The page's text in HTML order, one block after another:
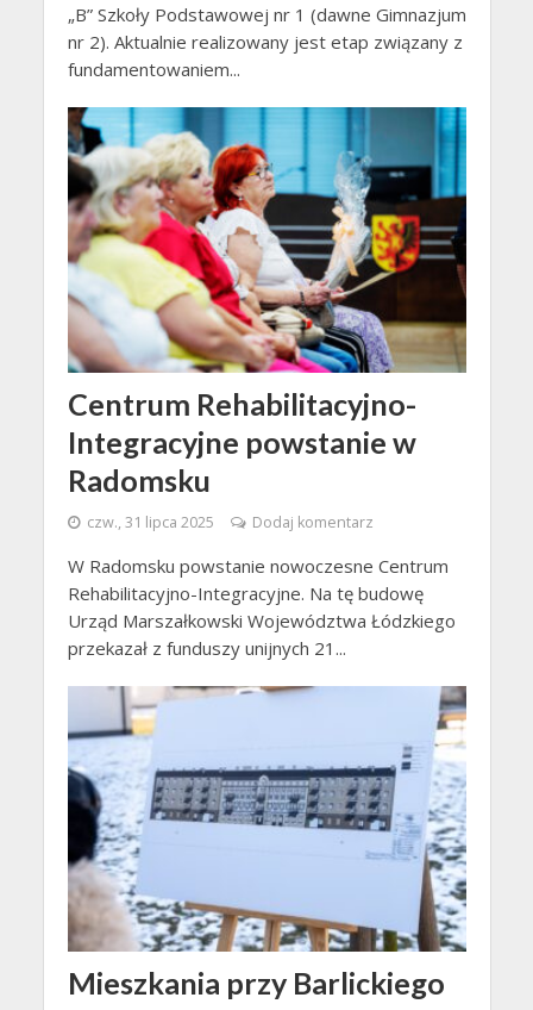
„B” Szkoły Podstawowej nr 1 (dawne Gimnazjum
nr 2). Aktualnie realizowany jest etap związany z
fundamentowaniem...
Centrum Rehabilitacyjno-
Integracyjne powstanie w
Radomsku
czw., 31 lipca 2025 Dodaj komentarz
W Radomsku powstanie nowoczesne Centrum
Rehabilitacyjno-Integracyjne. Na tę budowę
Urząd Marszałkowski Województwa Łódzkiego
przekazał z funduszy unijnych 21...
Mieszkania przy Barlickiego